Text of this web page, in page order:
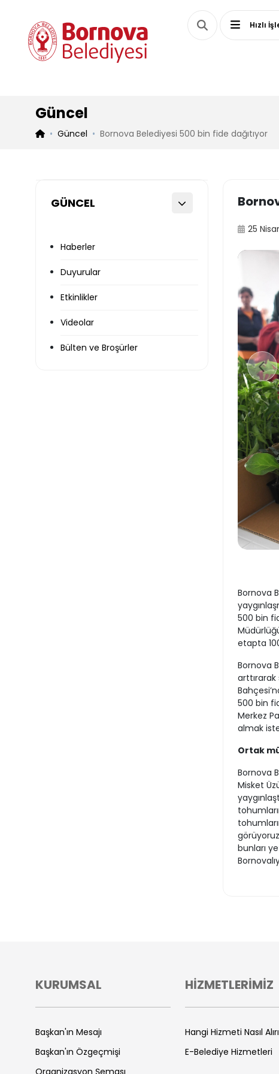
Hızlı
Güncel
Güncel Bornova Belediyesi 500 bin fide dağıtıyor
GÜNCEL
Haberler
Duyurular
Etkinlikler
Videolar
Bülten ve Broşürler
25
Bornova
500 bin
etapta
Bornova
500 bin
Merkez
almak
Ortak
Bornova
Misket
bunları
KURUMSAL
Başkan'ın Mesajı
Başkan'ın Özgeçmişi
Organizasyon Şeması
HİZMETLERİMİZ
Hangi Hizmeti Nasıl
E-Belediye Hizmetleri